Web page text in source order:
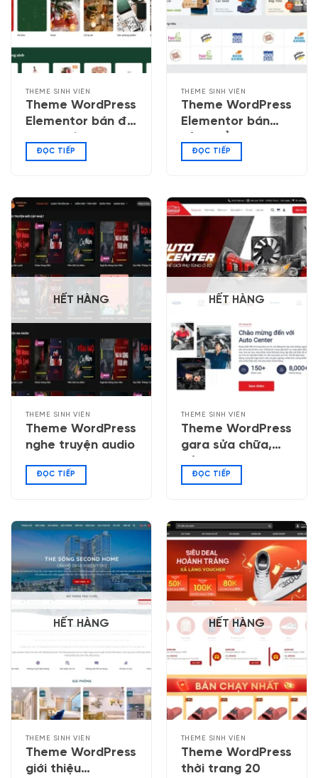
THEME SINH VIÊN
Theme WordPress
Elementor bán đồ
tặng
ĐỌC TIẾP
THEME SINH VIÊN
Theme WordPress
Elementor bán
bé 04
ĐỌC TIẾP
HẾT HÀNG
THEME SINH VIÊN
Theme WordPress
nghe truyện audio
ĐỌC TIẾP
HẾT HÀNG
THEME SINH VIÊN
Theme WordPress
gara sửa chữa,
bảo dưỡng ô tô
ĐỌC TIẾP
HẾT HÀNG
THEME SINH VIÊN
Theme WordPress
giới thiệu
HẾT HÀNG
THEME SINH VIÊN
Theme WordPress
thời trang 20